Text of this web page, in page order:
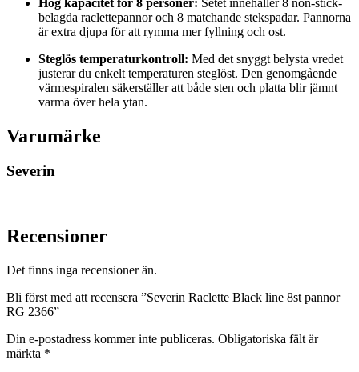
belagda raclettepannor och 8 matchande stekspadar. Pannorna
är extra djupa för att rymma mer fyllning och ost.
Steglös temperaturkontroll: Med det snyggt belysta vredet
justerar du enkelt temperaturen steglöst. Den genomgående
värmespiralen säkerställer att både sten och platta blir jämnt
varma över hela ytan.
Varumärke
Severin
Recensioner
Det finns inga recensioner än.
Bli först med att recensera ”Severin Raclette Black line 8st pannor
RG 2366”
Din e-postadress kommer inte publiceras. Obligatoriska fält är
märkta *